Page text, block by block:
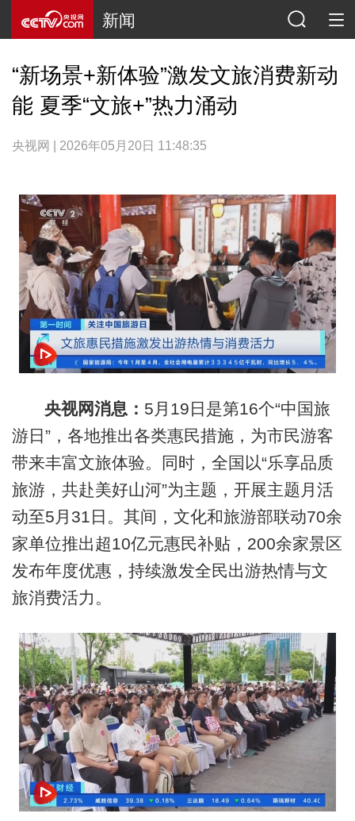
新闻
“新场景+新体验”激发文旅消费新动
能 夏季“文旅+”热力涌动
央视网 | 2026年05月20日 11:48:35
央视网消息： 5月19日是第16个“中国旅
游日”，各地推出各类惠民措施，为市民游客
带来丰富文旅体验。同时，全国以“乐享品质
旅游，共赴美好山河”为主题，开展主题月活
动至5月31日。其间，文化和旅游部联动70余
家单位推出超10亿元惠民补贴，200余家景区
发布年度优惠，持续激发全民出游热情与文
旅消费活力。